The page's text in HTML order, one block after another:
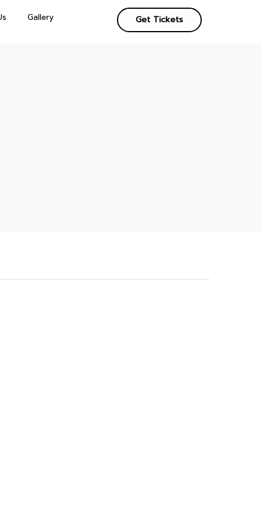
Gallery Get Tickets